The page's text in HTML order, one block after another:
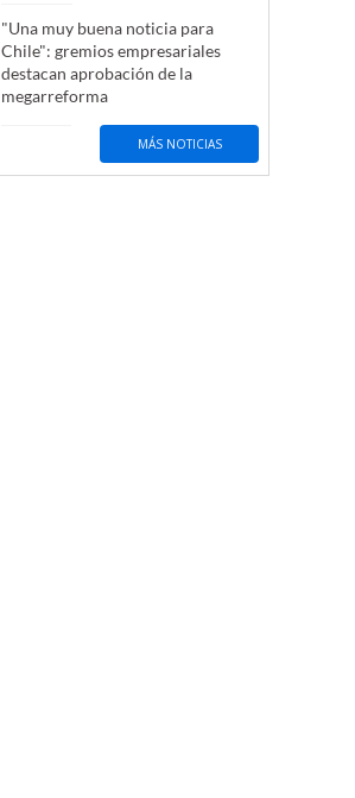
"Una muy buena noticia para
Chile": gremios empresariales
destacan aprobación de la
megarreforma
MÁS NOTICIAS